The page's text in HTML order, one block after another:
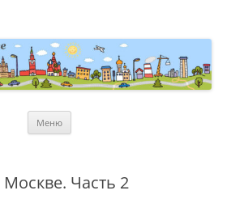
Меню
Часть 2